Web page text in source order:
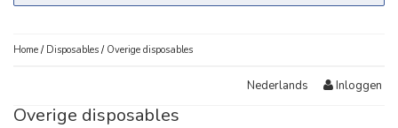
Home / Disposables / Overige disposables
Nederlands Inloggen
Overige disposables